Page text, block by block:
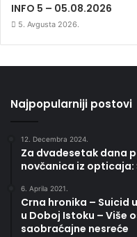
INFO 5 – 05.08.2026
5. Avgusta 2026.
Najpopularniji postovi
12. Decembra 2024.
Za dvadesetak dana
novčanica iz
6. Aprila 2021.
Crna hronika – Suicid
u Doboj Istoku – Više
saobraćajne nesreće